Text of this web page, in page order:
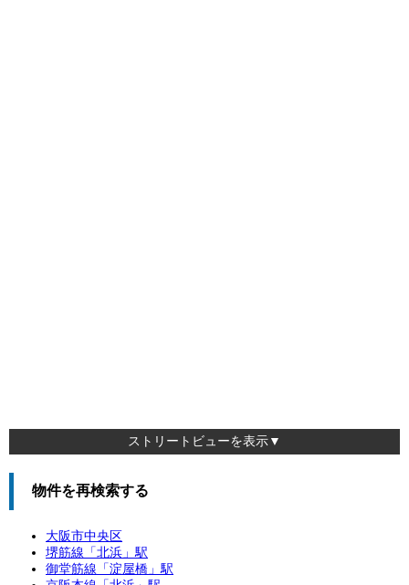
ストリートビューを表示▼
物件を再検索する
大阪市中央区
堺筋線「 北浜 」駅
御堂筋線「 淀屋橋 」駅